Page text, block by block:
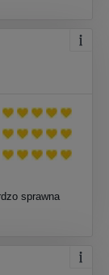
sprawna